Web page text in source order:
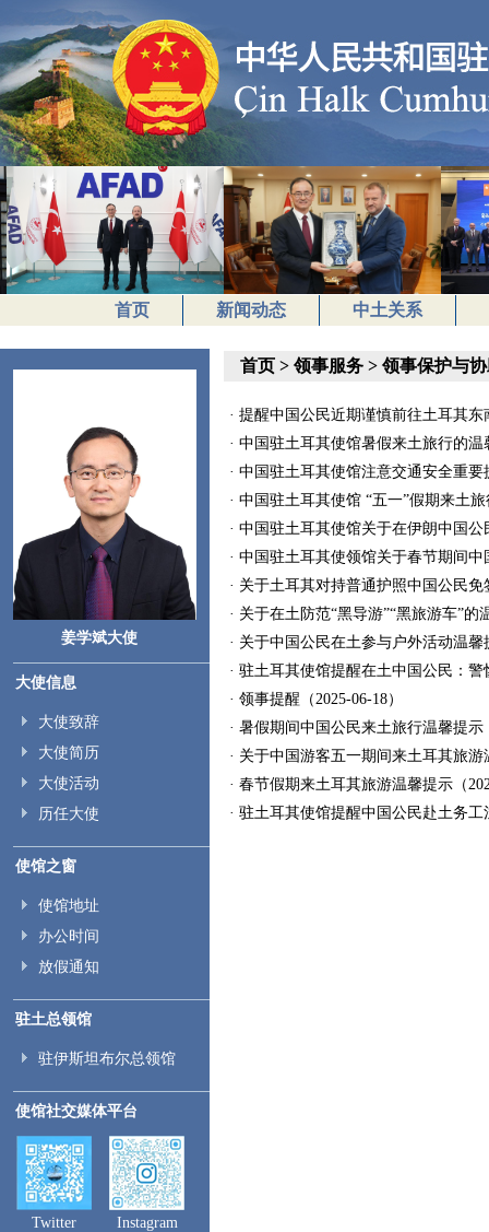
首页 新闻动态 中土关系
姜学斌大使
大使信息
大使致辞
大使简历
大使活动
历任大使
使馆之窗
使馆地址
办公时间
放假通知
驻土总领馆
驻伊斯坦布尔总领馆
使馆社交媒体平台
Twitter Instagram
首页 > 领事服务 > 领事保护与
· 提醒中国公民近期谨慎前往土耳其东
· 中国驻土耳其使馆暑假来土旅行的温
· 中国驻土耳其使馆注意交通安全重要
· 中国驻土耳其使馆 “五一”假期来土
· 中国驻土耳其使馆关于在伊朗中国
· 中国驻土耳其使领馆关于春节期间
· 关于土耳其对持普通护照中国公民免
· 关于在土防范“黑导游”“黑旅游车”的
· 关于中国公民在土参与户外活动温馨
· 驻土耳其使馆提醒在土中国公民：
· 领事提醒（2025-06-18）
· 暑假期间中国公民来土旅行温馨提示
· 关于中国游客五一期间来土耳其旅游
· 春节假期来土耳其旅游温馨提示（
· 驻土耳其使馆提醒中国公民赴土务工